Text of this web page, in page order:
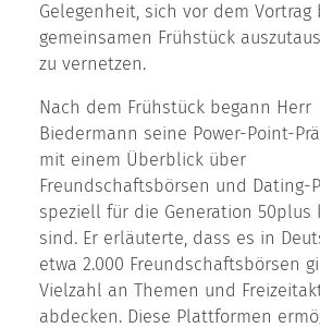
Gelegenheit, sich vor dem Vortrag
gemeinsamen Frühstück
zu vernetzen.
Nach dem Frühstück begann Herr
Biedermann seine Power-Point-
mit einem Überblick über
Freundschaftsbörsen und Dating-
speziell für die Generation 50plus
sind. Er erläuterte, dass es in
etwa 2.000 Freundschaftsbörsen
Vielzahl an Themen und
abdecken. Diese Plattformen